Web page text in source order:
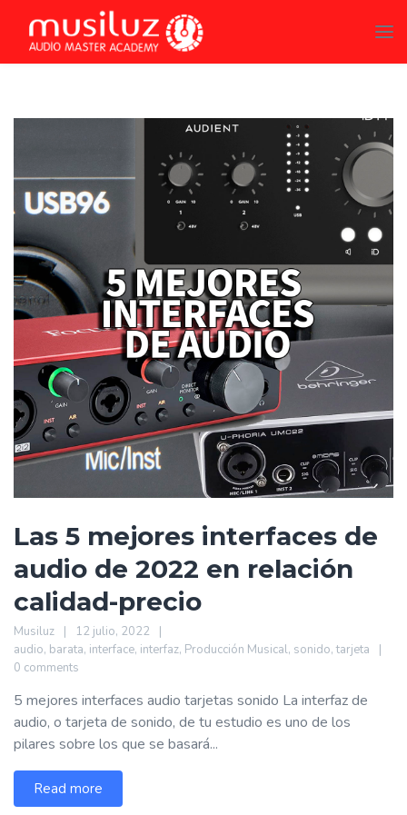
Las 5 mejores interfaces de
audio de 2022 en relación
calidad-precio
Musiluz
12 julio, 2022
audio, barata, interface, interfaz, Producción Musical, sonido,tarjeta
0 comments
5 mejores interfaces audio tarjetas sonido La interfaz de
audio, o tarjeta de sonido, de tu estudio es uno de los
pilares sobre los que se basará...
Read more